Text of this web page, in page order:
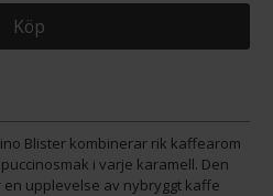
Köp
Blister kombinerar rik kaffearom
i varje karamell. Den
upplevelse av nybryggt kaffe